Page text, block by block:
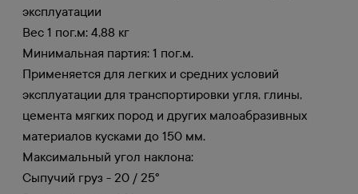
эксплуатации
Вес 1 пог.м: 4,88 кг
Минимальная партия: 1 пог.м.
Применяется для легких и средних условий
эксплуатации для транспортировки угля, глины,
цемента мягких пород и других малоабразивных
материалов кусками до 150 мм.
Максимальный угол наклона:
Сыпучий груз - 20 / 25°